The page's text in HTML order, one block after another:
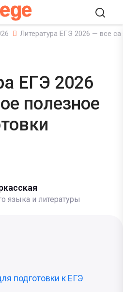
Литература ЕГЭ 2026 — все
ЕГЭ 2026
полезное
языка и литературы
подготовки к ЕГЭ